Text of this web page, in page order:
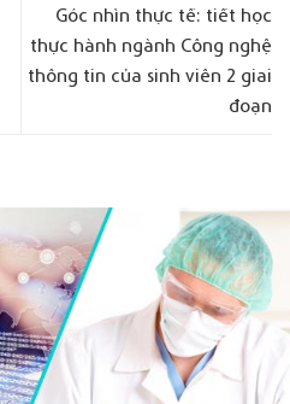
Góc nhìn thực tế: tiết học
thực hành ngành Công nghệ
thông tin của sinh viên 2 giai
đoạn